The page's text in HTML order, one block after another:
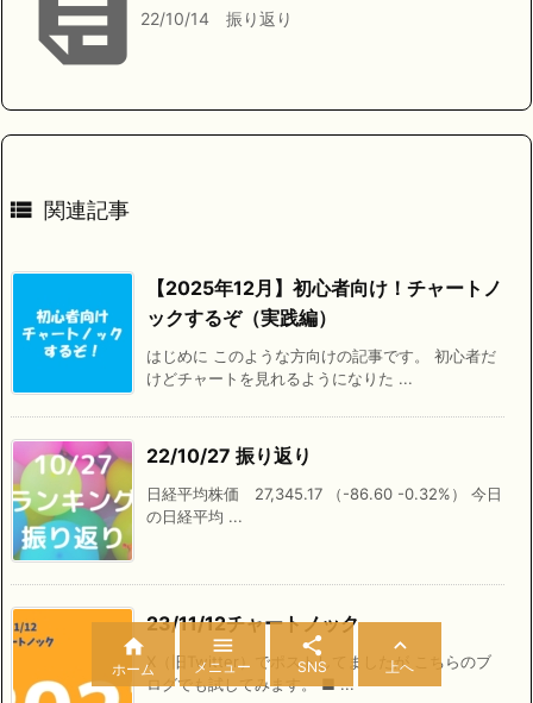
22/10/14 振り返り
 関連記事
【2025年12月】初心者向け！チャートノ
ックするぞ（実践編）
はじめに このような方向けの記事です。 初心者だ
けどチャートを見れるようになりた ...
22/10/27 振り返り
日経平均株価 27,345.17 （-86.60 -0.32%） 今日
の日経平均 ...
23/11/12チャートノック
X（旧Twitter）でポストしてましたが こちらのブ
ログでも試してみます。 ■ ...

ホーム

メニュー

SNS

上へ